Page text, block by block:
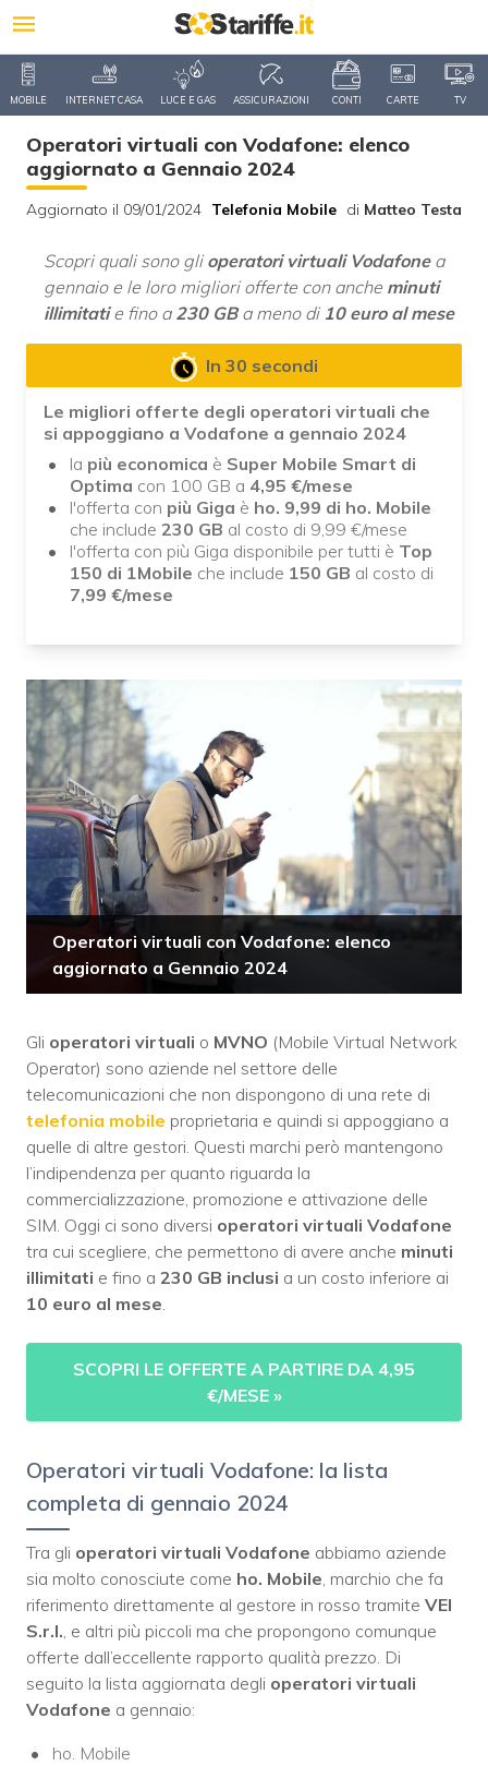
MOBILE INTERNET CASA LUCE E GAS ASSICURAZIONI CONTI CARTE TV
Operatori virtuali con Vodafone: elenco
aggiornato a Gennaio 2024
Aggiornato il 09/01/2024 Telefonia Mobile di Matteo Testa
Scopri quali sono gli operatori virtuali Vodafonea
gennaio e le loro migliori offerte con anche minuti
illimitatie fino a 230 GBa meno di 10 euro al mese
In 30 secondi
Le migliori offerte degli operatori virtuali che
si appoggiano a Vodafone a gennaio 2024
la più economica è Super Mobile Smart di
Optima con 100 GB a 4,95 €/mese
l'offerta con più Giga è ho. 9,99 di ho. Mobile
che include 230 GB al costo di 9,99 €/mese
l'offerta con più Giga disponibile per tutti è Top
150 di 1Mobile che include 150 GB al costo di
7,99 €/mese
Operatori virtuali con Vodafone: elenco
aggiornato a Gennaio 2024
Gli operatori virtuali o MVNO (Mobile Virtual Network
Operator) sono aziende nel settore delle
telecomunicazioni che non dispongono di una rete di
telefonia mobile proprietaria e quindi si appoggiano a
quelle di altre gestori. Questi marchi però mantengono
l’indipendenza per quanto riguarda la
commercializzazione, promozione e attivazione delle
SIM. Oggi ci sono diversi operatori virtuali Vodafone
tra cui scegliere, che permettono di avere anche minuti
illimitati e fino a 230 GB inclusi a un costo inferiore ai
10 euro al mese.
SCOPRI LE OFFERTE A PARTIRE DA 4,95
€/MESE »
Operatori virtuali Vodafone: la lista
completa di gennaio 2024
Tra gli operatori virtuali Vodafone abbiamo aziende
sia molto conosciute come ho. Mobile, marchio che fa
riferimento direttamente al gestore in rosso tramite VEI
S.r.l., e altri più piccoli ma che propongono comunque
offerte dall’eccellente rapporto qualità prezzo. Di
seguito la lista aggiornata degli operatori virtuali
Vodafone a gennaio:
ho. Mobile